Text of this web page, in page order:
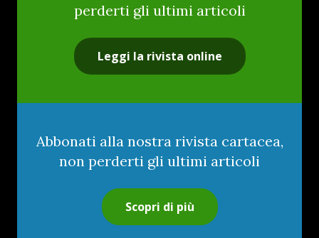
perderti gli ultimi articoli
Leggi la rivista online
Abbonati alla nostra rivista cartacea,
non perderti gli ultimi articoli
Scopri di più